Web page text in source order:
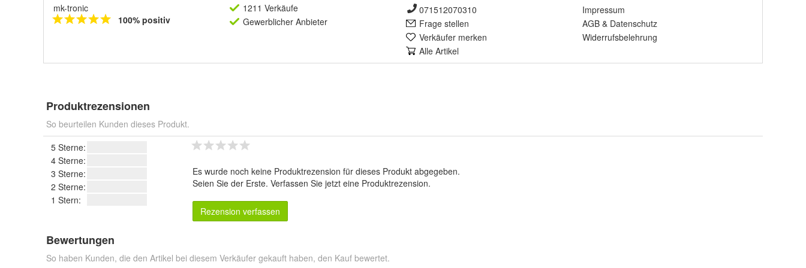
mk-tronic
100% positiv
1211 Verkäufe
Gewerblicher Anbieter
071512070310
Frage stellen
Verkäufer merken
Alle Artikel
Impressum
AGB & Datenschutz
Widerrufsbelehrung
Produktrezensionen
So beurteilen Kunden dieses Produkt.
5 Sterne:
4 Sterne:
3 Sterne:
2 Sterne:
1 Stern:
Es wurde noch keine Produktrezension für dieses Produkt abgegeben.
Seien Sie der Erste. Verfassen Sie jetzt eine Produktrezension.
Rezension verfassen
Bewertungen
So haben Kunden, die den Artikel bei diesem Verkäufer gekauft haben, den Kauf bewertet.